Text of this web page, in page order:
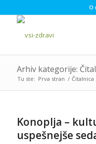
O
Arhiv kategorije:
Tu ste: Prva stran / Čitalnica
Konoplja –
uspešnejše